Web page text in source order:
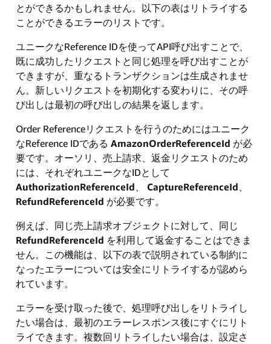
とができるかもしれません。以下の表はリトライする
ことができるエラーのリストです。
ユニークなReference IDを使ってAPI呼び出すことで、
既に成功したリクエストと同じ処理を呼び出すことが
できますが、重なるトランザクションは生成されませ
ん。新しいリクエストを初期化する変わりに、その呼
び出しは最初の呼び出しの結果を返します。
Order Referenceリクエストを行うのためにはユニーク
なReference IDである AmazonOrderReferenceId が必
要です。オーソリ、売上請求、返金リクエストのため
には、それぞれユニークなIDとして
AuthorizationReferenceId
CaptureReferenceId
RefundReferenceId が必要です。
例えば、同じ売上請求オブジェクトに対して、同じ
RefundReferenceId を利用して返金することはできま
せん。この機能は、以下の表で説明されている制約に
なったエラーについては安全にリトライするが認めら
れています。
エラーを受け取った後で、処理呼び出しをリトライし
たい場合は、最初のエラーレスポンス後にすぐにリト
ライできます。複数回リトライしたい場合は、設定さ